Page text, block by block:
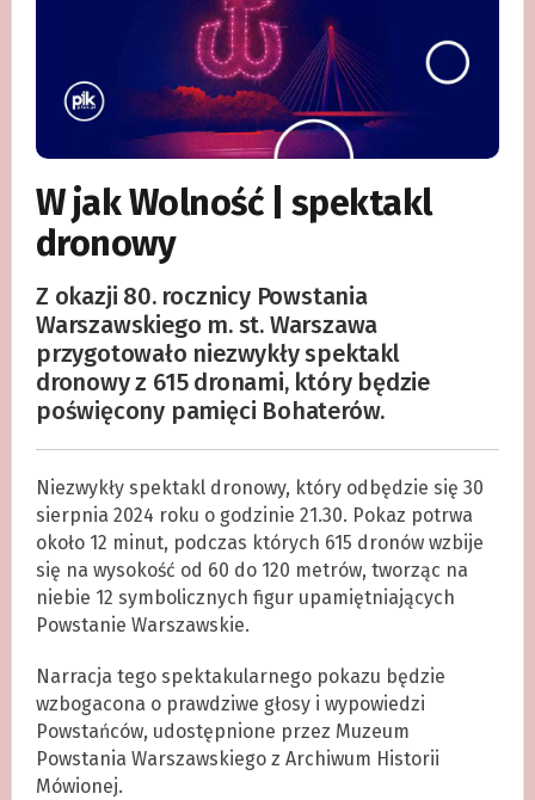
W jak Wolność | spektakl
dronowy
Z okazji 80. rocznicy Powstania
Warszawskiego m. st. Warszawa
przygotowało niezwykły spektakl
dronowy z 615 dronami, który będzie
poświęcony pamięci Bohaterów.
Niezwykły spektakl dronowy, który odbędzie się 30
sierpnia 2024 roku o godzinie 21.30. Pokaz potrwa
około 12 minut, podczas których 615 dronów wzbije
się na wysokość od 60 do 120 metrów, tworząc na
niebie 12 symbolicznych figur upamiętniających
Powstanie Warszawskie.
Narracja tego spektakularnego pokazu będzie
wzbogacona o prawdziwe głosy i wypowiedzi
Powstańców, udostępnione przez Muzeum
Powstania Warszawskiego z Archiwum Historii
Mówionej.